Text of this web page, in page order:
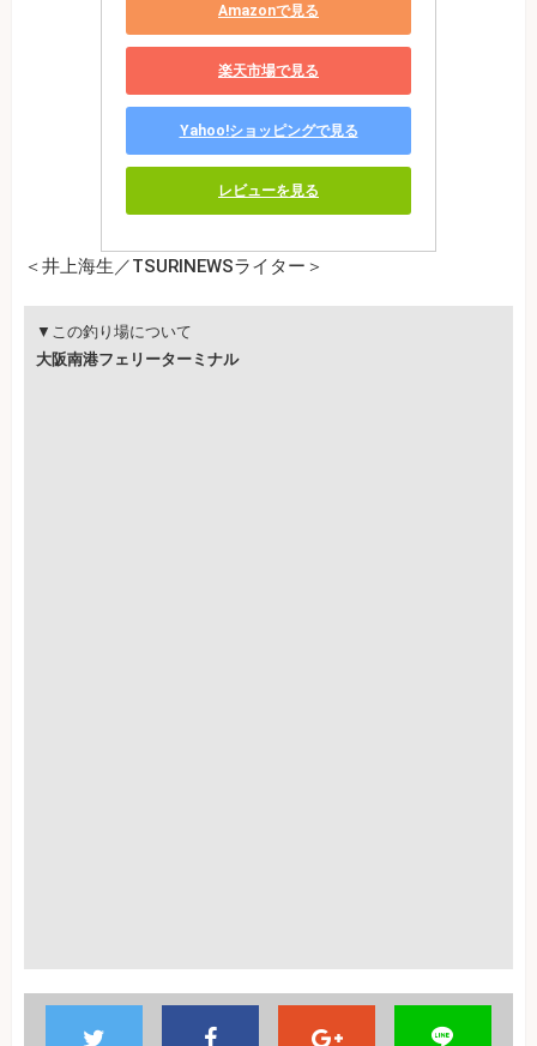
Amazonで見る
楽天市場で見る
Yahoo!ショッピングで見る
レビューを見る
＜井上海生／TSURINEWSライター＞
▼この釣り場について
大阪南港フェリーターミナル